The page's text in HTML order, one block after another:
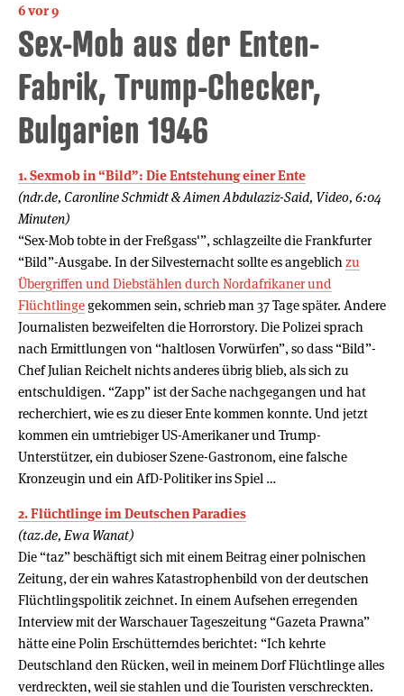
6 vor 9
Sex-Mob aus der Enten-
Fabrik, Trump-Checker,
Bulgarien 1946
1. Sexmob in “Bild”: Die Entstehung einer Ente
(ndr.de, Caronline Schmidt & Aimen Abdulaziz-Said, Video, 6:04
Minuten)
“Sex-Mob tobte in der Freßgass'”, schlagzeilte die Frankfurter
“Bild”-Ausgabe. In der Silvesternacht sollte es angeblichzu
Übergriffen und Diebstählen durch Nordafrikaner und
Flüchtlingegekommen sein, schrieb man 37 Tage später. Andere
Journalisten bezweifelten die Horrorstory. Die Polizei sprach
nach Ermittlungen von “haltlosen Vorwürfen”, so dass “Bild”-
Chef Julian Reichelt nichts anderes übrig blieb, als sich zu
entschuldigen. “Zapp” ist der Sache nachgegangen und hat
recherchiert, wie es zu dieser Ente kommen konnte. Und jetzt
kommen ein umtriebiger US-Amerikaner und Trump-
Unterstützer, ein dubioser Szene-Gastronom, eine falsche
Kronzeugin und ein AfD-Politiker ins Spiel …
2. Flüchtlinge im Deutschen Paradies
(taz.de, Ewa Wanat)
Die “taz” beschäftigt sich mit einem Beitrag einer polnischen
Zeitung, der ein wahres Katastrophenbild von der deutschen
Flüchtlingspolitik zeichnet. In einem Aufsehen erregenden
Interview mit der Warschauer Tageszeitung “Gazeta Prawna”
hätte eine Polin Erschütterndes berichtet: “Ich kehrte
Deutschland den Rücken, weil in meinem Dorf Flüchtlinge alles
verdreckten, weil sie stahlen und die Touristen verschreckten.